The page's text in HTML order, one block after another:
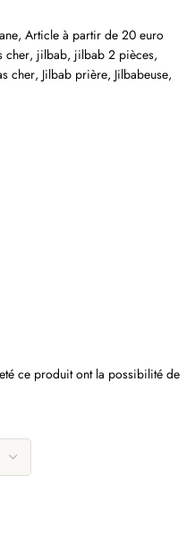
, Article à partir de 20 euro
cher, jilbab, jilbab 2 pièces,
cher, Jilbab prière, Jilbabeuse,
ce produit ont la possibilité de